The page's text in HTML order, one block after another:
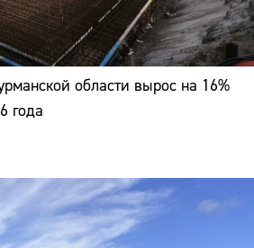
области вырос на 16%
года
Сайт: